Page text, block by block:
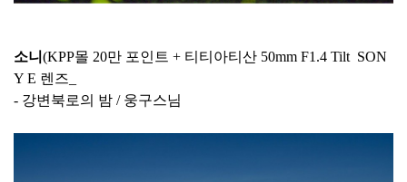
소니 (KPP몰 20만 포인트 + 티티아티산 50mm F1.4 Tilt SON
Y E 렌즈_
- 강변북로의 밤 / 웅구스님